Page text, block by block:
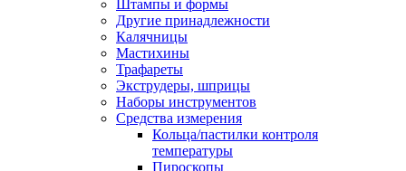
Штампы и формы
Другие принадлежности
Калячницы
Мастихины
Трафареты
Экструдеры, шприцы
Наборы инструментов
Средства измерения
Кольца/пастилки контроля
температуры
Пироскопы